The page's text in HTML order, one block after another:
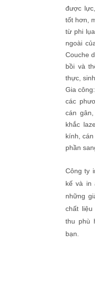
được
tốt hơn,
từ phi
ngoài
Couche
bồi và
thực, sinh
Gia
các
cán
khắc
kính,
phần
Công ty
kế và in
những
chất
thu phù
bạn.